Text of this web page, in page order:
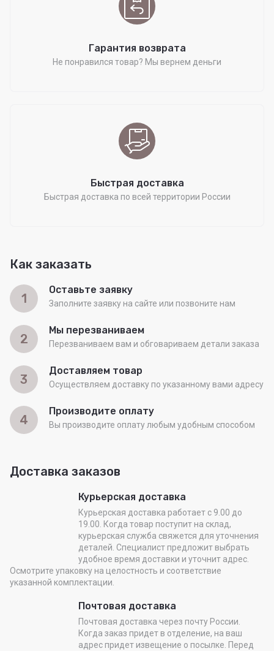
Гарантия возврата
Не понравился товар? Мы вернем деньги
Быстрая доставка
Быстрая доставка по всей территории России
Как заказать
1
Оставьте заявку
Заполните заявку на сайте или позвоните нам
2
Мы перезваниваем
Перезваниваем вам и обговариваем детали заказа
3
Доставляем товар
Осуществляем доставку по указанному вами адресу
4
Производите оплату
Вы производите оплату любым удобным способом
Доставка заказов
Курьерская доставка
Курьерская доставка работает с 9.00 до
19.00. Когда товар поступит на склад,
курьерская служба свяжется для уточнения
деталей. Специалист предложит выбрать
удобное время доставки и уточнит адрес.
Осмотрите упаковку на целостность и соответствие
указанной комплектации.
Почтовая доставка
Почтовая доставка через почту России.
Когда заказ придет в отделение, на ваш
адрес придет извещение о посылке. Перед